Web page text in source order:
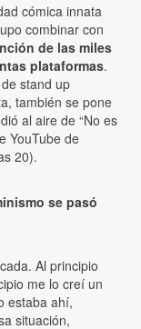
cómica innata
combinar con
de las miles
plataformas.
stand up
también se pone
al aire de “No es
YouTube de
20).
se pasó
Al principio
me lo creí un
estaba ahí,
situación,